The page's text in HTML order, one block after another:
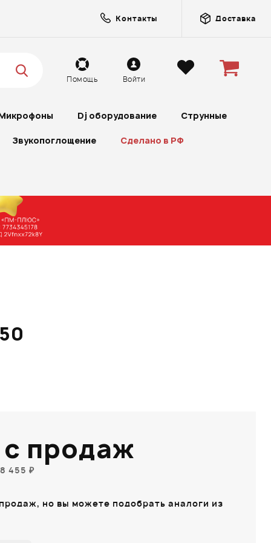
Контакты Доставка
Помощь Войти
Dj оборудование Струнные
Звукопоглощение Сделано в РФ
продаж
455 ₽
но вы можете подобрать аналоги из